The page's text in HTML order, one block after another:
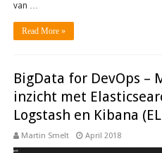
van …
Read More »
BigData for DevOps –
inzicht met
Logstash en Kibana
Martin Smelt April 2018